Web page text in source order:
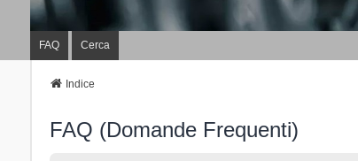
FAQ Cerca
Indice
FAQ (Domande Frequenti)